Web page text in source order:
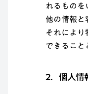
れるものを
他の情報と
それにより
できること
2．個人情